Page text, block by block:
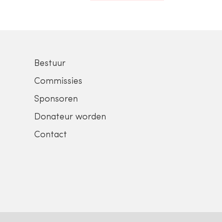
Bestuur
Commissies
Sponsoren
Donateur worden
Contact